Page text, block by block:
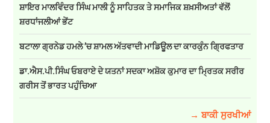
ਸ਼ਾਇਰ ਮਾਲਵਿੰਦਰ ਸਿੰਘ ਮਾਲੀ ਨੂੰ ਸਾਹਿਤਕ ਤੇ ਸਮਾਜਿਕ ਸ਼ਖ਼ਸੀਅਤਾਂ ਵੱਲੋਂ
ਸ਼ਰਧਾਂਜਲੀਆਂ ਭੇਂਟ
ਬਟਾਲਾ ਗ੍ਰਨੇਡ ਹਮਲੇ ’ਚ ਸ਼ਾਮਲ ਅੱਤਵਾਦੀ ਮਾਡਿਊਲ ਦਾ ਕਾਰਕੁੰਨ ਗ੍ਰਿਫਤਾਰ
ਡਾ.ਐਸ.ਪੀ.ਸਿੰਘ ਓਬਰਾਏ ਦੇ ਯਤਨਾਂ ਸਦਕਾ ਅਸ਼ੋਕ ਕੁਮਾਰ ਦਾ ਮ੍ਰਿਤਕ ਸਰੀਰ
ਗਰੀਸ ਤੋਂ ਭਾਰਤ ਪਹੁੰਚਿਆ
→ ਬਾਕੀ ਸੁਰਖੀਆਂ